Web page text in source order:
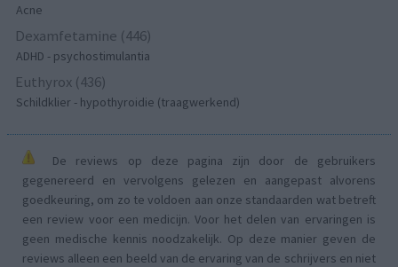
Acne
Dexamfetamine (446)
ADHD - psychostimulantia
Euthyrox (436)
Schildklier - hypothyroidie (traagwerkend)
De reviews op deze pagina zijn door de gebruikers
gegenereerd en vervolgens gelezen en aangepast alvorens
goedkeuring, om zo te voldoen aan onze standaarden wat betreft
een review voor een medicijn. Voor het delen van ervaringen is
geen medische kennis noodzakelijk. Op deze manier geven de
reviews alleen een beeld van de ervaring van de schrijvers en niet